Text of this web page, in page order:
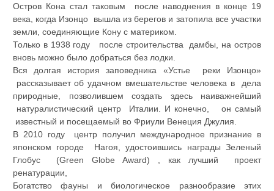
Остров Кона стал таковым после наводнения в конце 19
века, когда Изонцо вышла из берегов и затопила все участки
земли, соединяющие Кону с материком.
Только в 1938 году после строительства дамбы, на остров
вновь можно было добраться без лодки.
Вся долгая история заповедника «Устье реки Изонцо»
рассказывает об удачном вмешательстве человека в дела
природные, позволившем создать здесь наиважнейший
натуралистический центр Италии. И конечно, он самый
известный и посещаемый во Фриули Венеция Джулия.
В 2010 году центр получил международное признание в
японском городе Нагоя, удостоившись награды Зеленый
Глобус (Green Globe Award) , как лучший проект
ренатурации,
Богатство фауны и биологическое разнообразие этих